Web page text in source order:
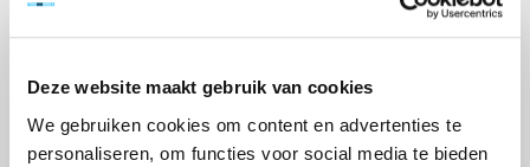
Deze website maakt gebruik van cookies
We gebruiken cookies om content en advertenties te
personaliseren, om functies voor social media te bieden
Euro doorloopframe 135-28-7 Rechts